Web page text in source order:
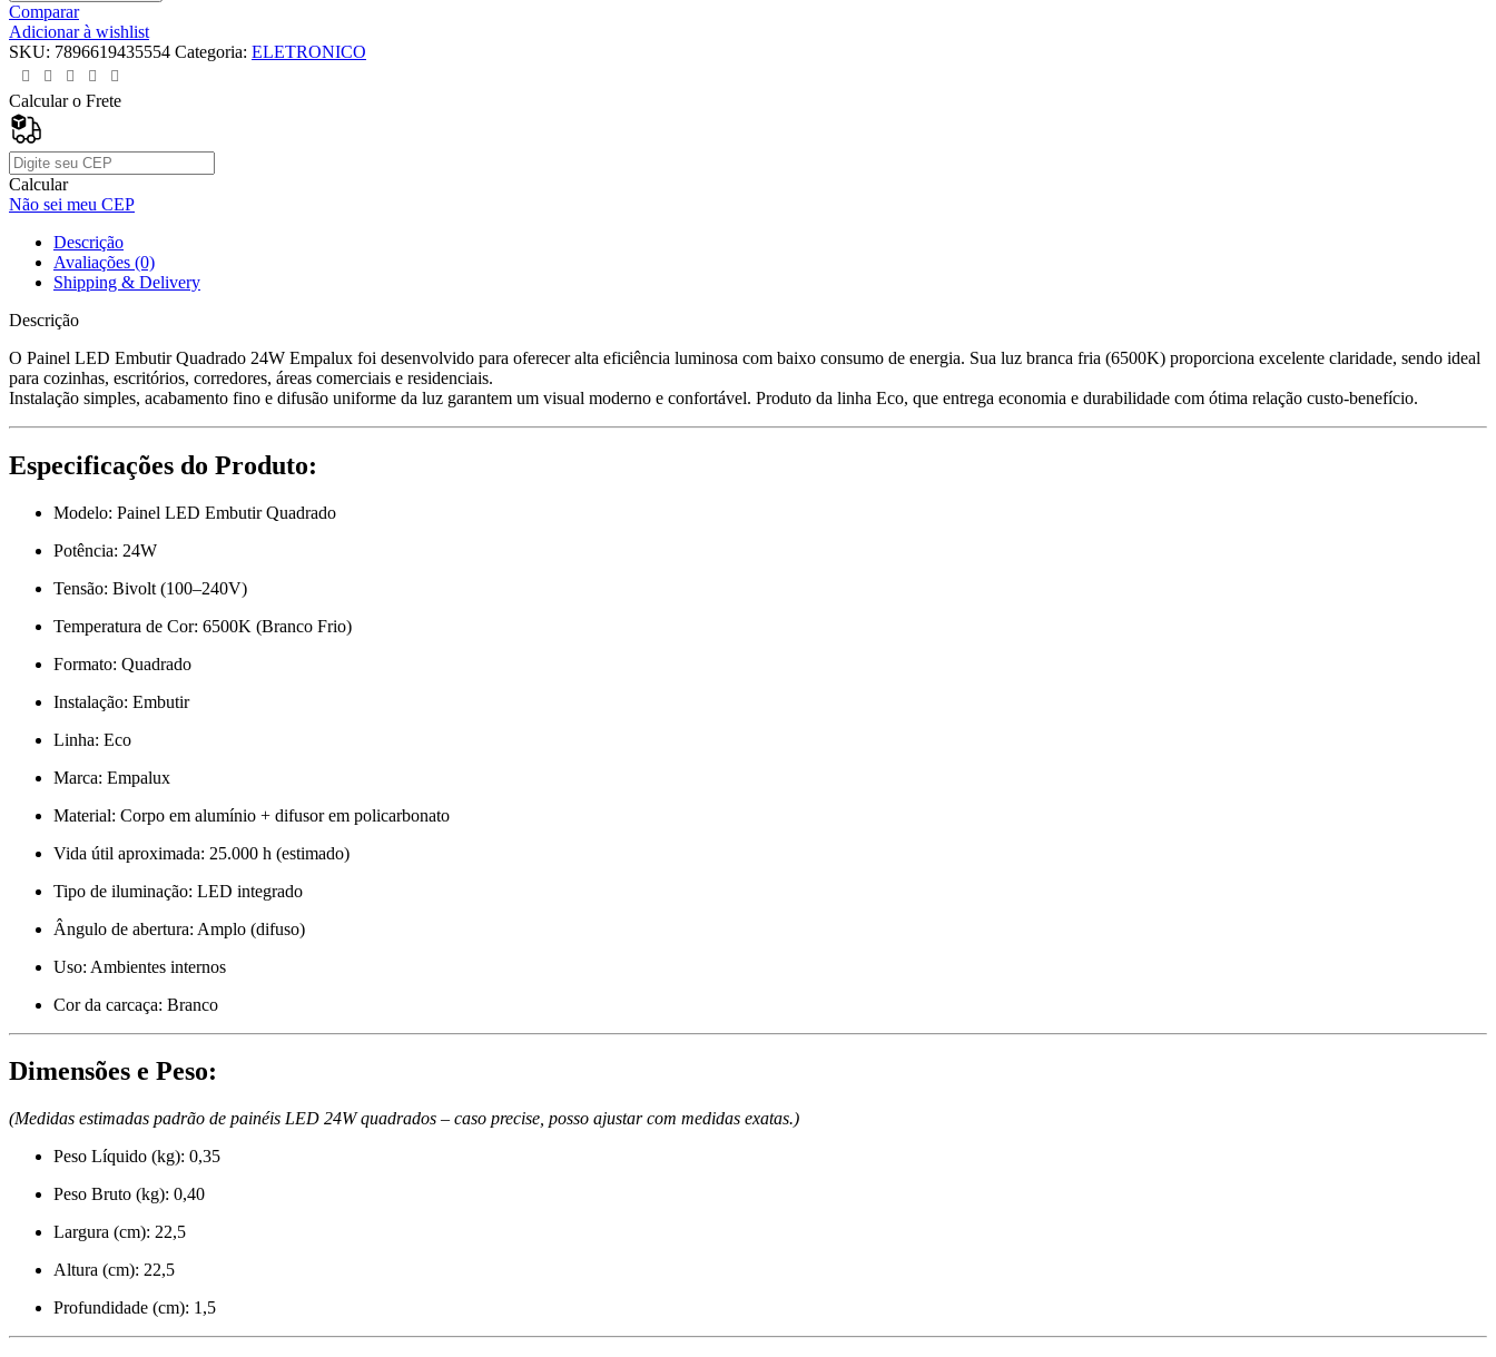
Comparar
Adicionar à wishlist
SKU: 7896619435554 Categoria: ELETRONICO
Calcular o Frete
Calcular
Não sei meu CEP
Descrição
Avaliações (0)
Shipping & Delivery
Descrição
O Painel LED Embutir Quadrado 24W Empalux foi desenvolvido para oferecer alta eficiência luminosa com baixo consumo de energia. Sua luz branca fria (6500K) proporciona excelente claridade, sendo ideal
para cozinhas, escritórios, corredores, áreas comerciais e residenciais.
Instalação simples, acabamento fino e difusão uniforme da luz garantem um visual moderno e confortável. Produto da linha Eco, que entrega economia e durabilidade com ótima relação custo-benefício.
Especificações do Produto:
Modelo: Painel LED Embutir Quadrado
Potência: 24W
Tensão: Bivolt (100–240V)
Temperatura de Cor: 6500K (Branco Frio)
Formato: Quadrado
Instalação: Embutir
Linha: Eco
Marca: Empalux
Material: Corpo em alumínio + difusor em policarbonato
Vida útil aproximada: 25.000 h (estimado)
Tipo de iluminação: LED integrado
Ângulo de abertura: Amplo (difuso)
Uso: Ambientes internos
Cor da carcaça: Branco
Dimensões e Peso:
(Medidas estimadas padrão de painéis LED 24W quadrados – caso precise, posso ajustar com medidas exatas.)
Peso Líquido (kg): 0,35
Peso Bruto (kg): 0,40
Largura (cm): 22,5
Altura (cm): 22,5
Profundidade (cm): 1,5